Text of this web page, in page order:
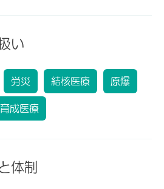
い
労災 結核医療 原爆
成医療
体制